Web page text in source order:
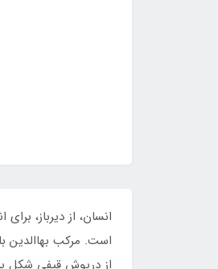
انسان، از دیرباز،
از درپوش قیفی شکل